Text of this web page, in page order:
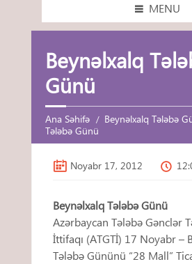
MENU
Beynəlxalq
Günü
Ana Səhifə Beynəlxalq Tələbə
Tələbə Günü
Noyabr 17, 2012
Beynəlxalq Tələbə Günü
Azərbaycan Tələbə Gənclər
İttifaqı (ATGTİ) 17 Noyabr –
Tələbə Gününü “28 Mall”